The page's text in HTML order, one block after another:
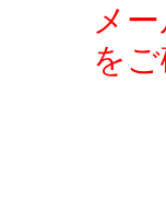
メ
を